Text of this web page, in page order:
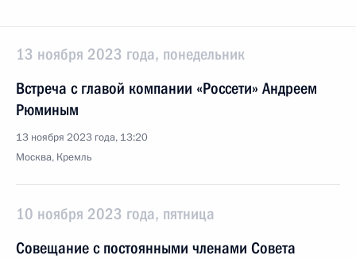
13 ноября 2023 года, понедельник
Встреча с главой компании «Россети» Андреем
Рюминым
13 ноября 2023 года, 13:20
Москва, Кремль
10 ноября 2023 года, пятница
Совещание с постоянными членами Совета